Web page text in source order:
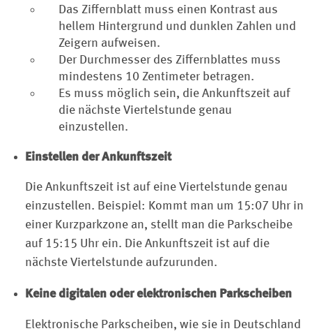
Das Ziffernblatt muss einen Kontrast aus
hellem Hintergrund und dunklen Zahlen und
Zeigern aufweisen.
Der Durchmesser des Ziffernblattes muss
mindestens 10 Zentimeter betragen.
Es muss möglich sein, die Ankunftszeit auf
die nächste Viertelstunde genau
einzustellen.
Einstellen der Ankunftszeit
Die Ankunftszeit ist auf eine Viertelstunde genau
einzustellen. Beispiel: Kommt man um 15:07 Uhr in
einer Kurzparkzone an, stellt man die Parkscheibe
auf 15:15 Uhr ein. Die Ankunftszeit ist auf die
nächste Viertelstunde aufzurunden.
Keine digitalen oder elektronischen Parkscheiben
Elektronische Parkscheiben, wie sie in Deutschland